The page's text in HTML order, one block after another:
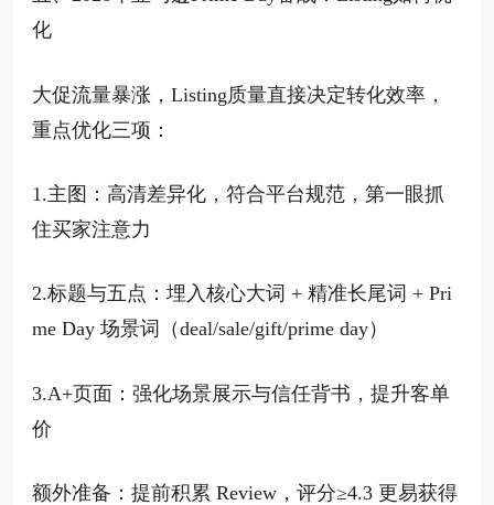
化
大促流量暴涨，Listing质量直接决定转化效率，
重点优化三项：
1.主图：高清差异化，符合平台规范，第一眼抓
住买家注意力
2.标题与五点：埋入核心大词 + 精准长尾词 + Pri
me Day 场景词（deal/sale/gift/prime day）
3.A+页面：强化场景展示与信任背书，提升客单
价
额外准备：提前积累 Review，评分≥4.3 更易获得